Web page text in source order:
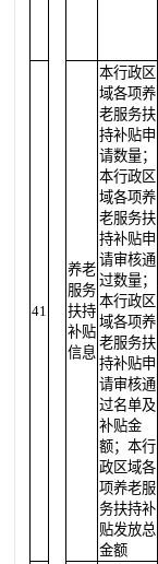
41
养老
服务
扶持
补贴
信息
本行政区
域各项养
老服务扶
持补贴申
请数量；
本行政区
域各项养
老服务扶
持补贴申
请审核通
过数量；
本行政区
域各项养
老服务扶
持补贴申
请审核通
过名单及
补贴金
额；本行
政区域各
项养老服
务扶持补
贴发放总
金额